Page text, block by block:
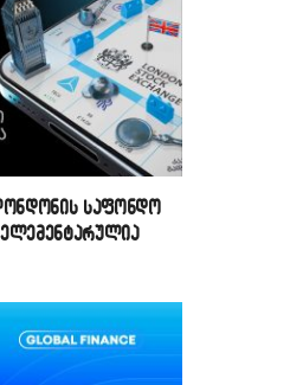
საფონდო
ელემენტარულია